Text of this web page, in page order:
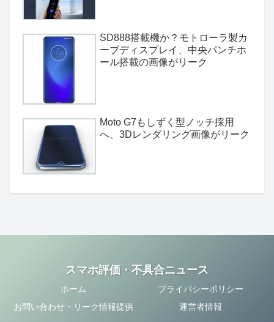
SD888搭載機か？モトローラ製カ
ーブディスプレイ、中央パンチホ
ール搭載の画像がリーク
Moto G7もしずく型ノッチ採用
へ、3Dレンダリング画像がリーク
スマホ評価・不具合ニュース
ホーム
プライバシーポリシー
お問い合わせ・リーク情報提供
運営者情報